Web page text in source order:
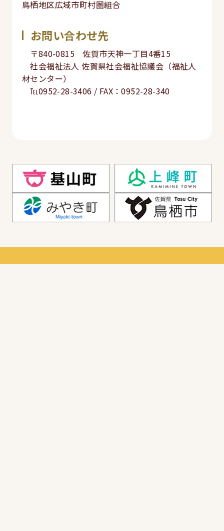
鳥栖地区広域市町村圏組合
お問い合わせ先
〒840-0815 佐賀市天神一丁目4番15
社会福祉法人 佐賀県社会福祉協議会（福祉人
材センター）
℡0952-28-3406 / FAX：0952-28-340